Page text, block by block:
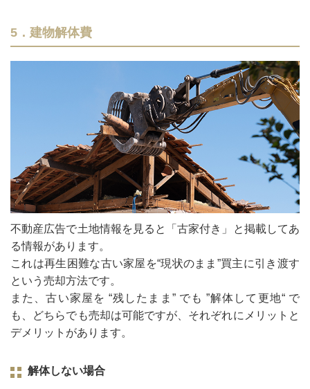
5．建物解体費
不動産広告で土地情報を見ると「古家付き」と掲載してあ
る情報があります。
これは再生困難な古い家屋を“現状のまま”買主に引き渡す
という売却方法です。
また、古い家屋を “残したまま” でも ”解体して更地“ で
も、どちらでも売却は可能ですが、それぞれにメリットと
デメリットがあります。
解体しない場合